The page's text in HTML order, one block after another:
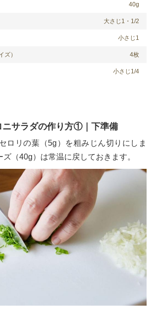
40g
大さじ1・1/2
小さじ1
ズ） 4枚
小さじ1/4
ニサラダの作り方①｜下準備
ロリの葉（5g）を粗みじん切りにしま
（40g）は常温に戻しておきます。